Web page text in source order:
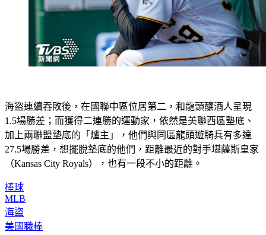
海盜連續吞敗後，在國聯中區位居第二，和龍頭釀酒人呈現
1.5場勝差；而獲得二連勝的運動家，依然是美聯西區墊底、
加上兩聯盟墊底的「爐主」，他們與同區龍頭遊騎兵有多達
27.5場勝差，想擺脫墊底的他們，距離最近的對手堪薩斯皇家
（Kansas City Royals），也有一段不小的距離。
棒球
MLB
海盜
美國職棒